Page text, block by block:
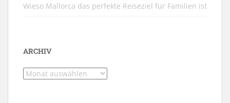
Wieso Mallorca das perfekte Reiseziel für Familien ist
ARCHIV
Archiv